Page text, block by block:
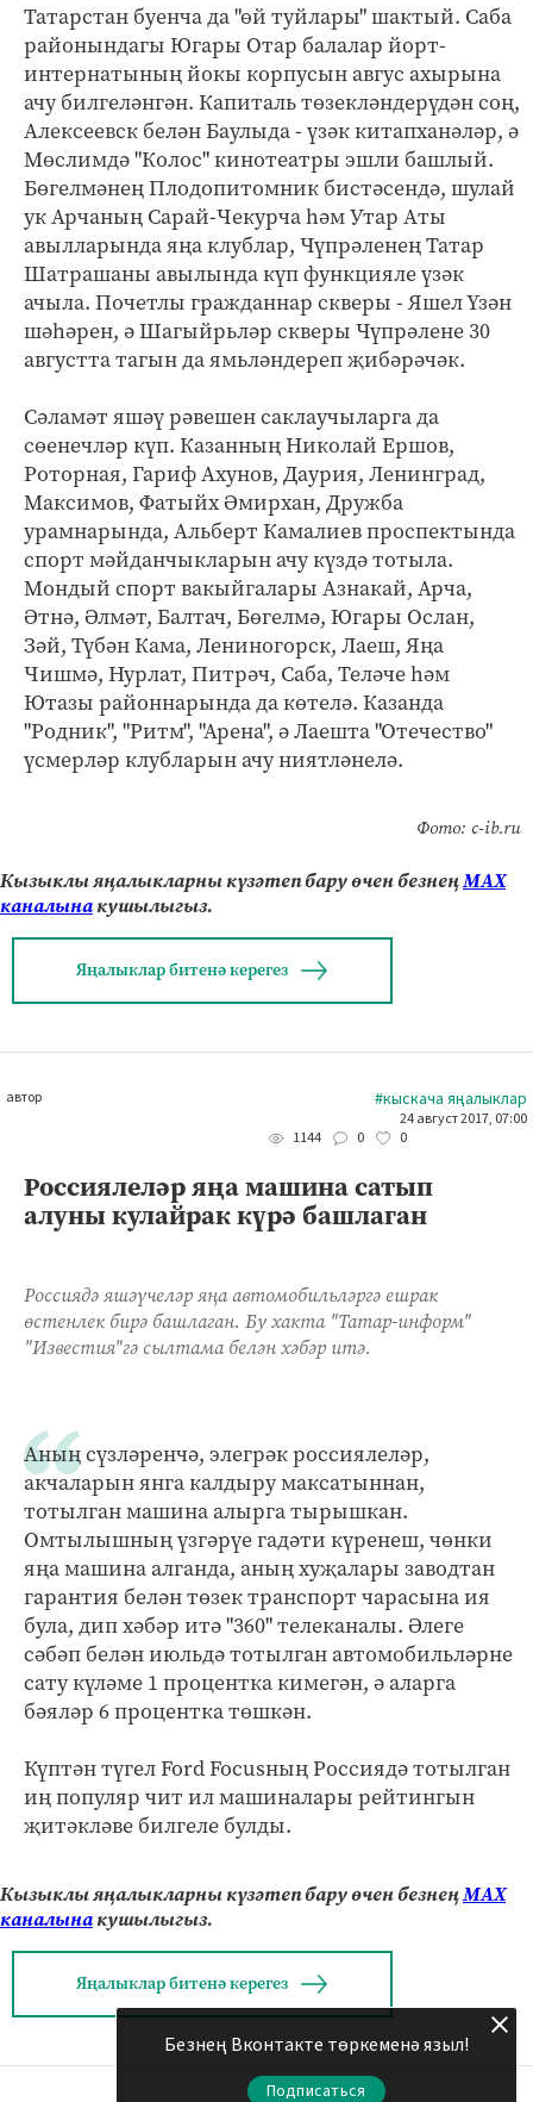
Татарстан буенча да "өй туйлары" шактый. Саба
районындагы Югары Отар балалар йорт-
интернатының йокы корпусын авгус ахырына
ачу билгеләнгән. Капиталь төзекләндерүдән соң,
Алексеевск белән Баулыда - үзәк китапханәләр, ә
Мөслимдә "Колос" кинотеатры эшли башлый.
Бөгелмәнең Плодопитомник бистәсендә, шулай
ук Арчаның Сарай-Чекурча һәм Утар Аты
авылларында яңа клублар, Чүпрәленең Татар
Шатрашаны авылында күп функцияле үзәк
ачыла. Почетлы гражданнар скверы - Яшел Үзән
шәһәрен, ә Шагыйрьләр скверы Чүпрәлене 30
августта тагын да ямьләндереп җибәрәчәк.
Сәламәт яшәү рәвешен саклаучыларга да
сөенечләр күп. Казанның Николай Ершов,
Роторная, Гариф Ахунов, Даурия, Ленинград,
Максимов, Фатыйх Әмирхан, Дружба
урамнарында, Альберт Камалиев проспектында
спорт мәйданчыкларын ачу күздә тотыла.
Мондый спорт вакыйгалары Азнакай, Арча,
Әтнә, Әлмәт, Балтач, Бөгелмә, Югары Ослан,
Зәй, Түбән Кама, Лениногорск, Лаеш, Яңа
Чишмә, Нурлат, Питрәч, Саба, Теләче һәм
Ютазы районнарында да көтелә. Казанда
"Родник", "Ритм", "Арена", ә Лаешта "Отечество"
үсмерләр клубларын ачу ниятләнелә.
Фото: c-ib.ru
Кызыклы яңалыкларны күзәтеп бару өчен безнеңМАХ
каналынакушылыгыз.
Яңалыклар битенә керегез
автор #кыскача яңалыклар
24 август 2017, 07:00
1144
0 0
Россиялеләр яңа машина сатып
алуны кулайрак күрә башлаган
Россиядә яшәүчеләр яңа автомобильләргә ешрак
өстенлек бирә башлаган. Бу хакта "Татар-информ"
"Известия"гә сылтама белән хәбәр итә.
Аның сүзләренчә, элегрәк россиялеләр,
акчаларын янга калдыру максатыннан,
тотылган машина алырга тырышкан.
Омтылышның үзгәрүе гадәти күренеш, чөнки
яңа машина алганда, аның хуҗалары заводтан
гарантия белән төзек транспорт чарасына ия
була, дип хәбәр итә "360" телеканалы. Әлеге
сәбәп белән июльдә тотылган автомобильләрне
сату күләме 1 процентка кимегән, ә аларга
бәяләр 6 процентка төшкән.
Күптән түгел Ford Focusның Россиядә тотылган
иң популяр чит ил машиналары рейтингын
җитәкләве билгеле булды.
Кызыклы яңалыкларны күзәтеп бару өчен безнеңМАХ
каналынакушылыгыз.
Яңалыклар битенә керегез
Безнең Вконтакте төркеменә языл!
Подписаться